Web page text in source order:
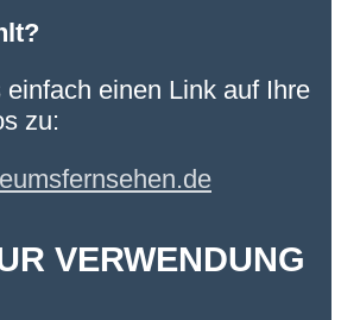
einen Link auf Ihre
zu:
VERWENDUNG